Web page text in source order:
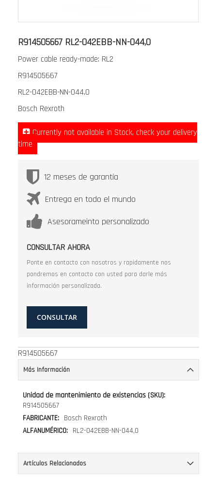
R914505667 RL2-042EBB-NN-044,0
Power cable ready-made: RL2
R914505667
RL2-042EBB-NN-044,0
Bosch Rexroth
Currently not available in Stock, check your delivery
time
12 meses de garantía
Entrega en todo el mundo
Asesorameinto personalizado
CONSULTAR AHORA
Ponte en contacto con nosotros y rapidamente nos
pondremos en contacto con usted para darle más
información personalizada.
CONSULTAR
al
de
la
de
imágenes
R914505667
Más Información
Más
Información
R914505667
Bosch Rexroth
RL2-042EBB-NN-044,0
Artículos Relacionados